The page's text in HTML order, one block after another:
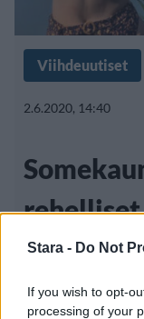
Stara - Do Not
If you wish to opt-
processing of your
Viihdeuutiset
2.6.2020, 14:40
rehelliset
illuusion